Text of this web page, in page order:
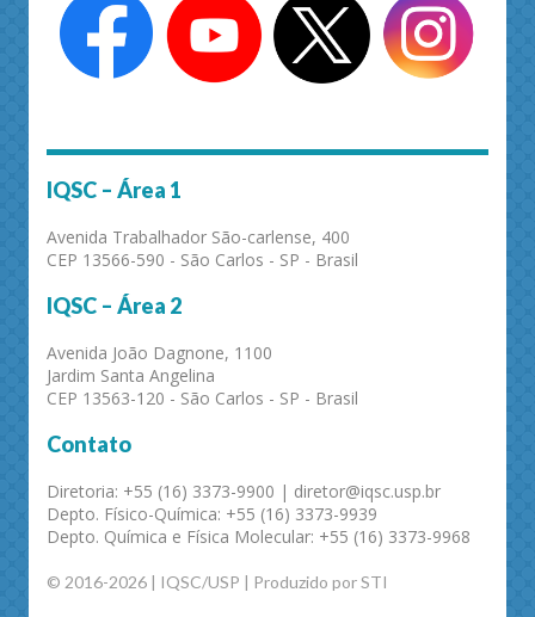
IQSC – Área 1
Avenida Trabalhador São-carlense, 400
CEP 13566-590 - São Carlos - SP - Brasil
IQSC – Área 2
Avenida João Dagnone, 1100
Jardim Santa Angelina
CEP 13563-120 - São Carlos - SP - Brasil
Contato
Diretoria: +55 (16) 3373-9900 | diretor@iqsc.usp.br
Depto. Físico-Química: +55 (16) 3373-9939
Depto. Química e Física Molecular: +55 (16) 3373-9968
© 2016-2026 | IQSC/USP | Produzido por STI